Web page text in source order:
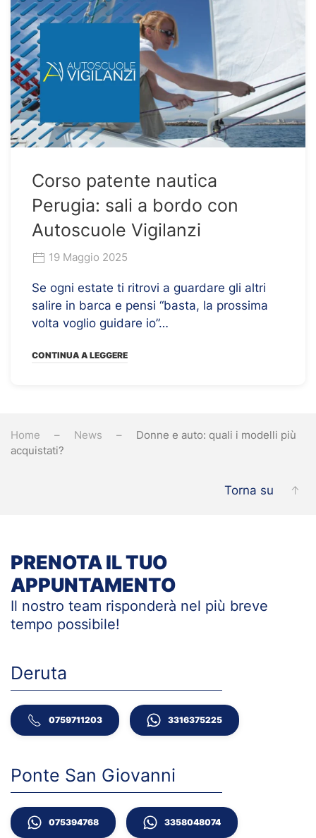
Corso patente nautica
Perugia: sali a bordo con
Autoscuole Vigilanzi
19 Maggio 2025
Se ogni estate ti ritrovi a guardare gli altri
salire in barca e pensi “basta, la prossima
volta voglio guidare io”…
CONTINUA A LEGGERE
Home News
Donne e auto: quali i modelli più
acquistati?
Torna su
PRENOTA IL TUO
APPUNTAMENTO
Il nostro team risponderà nel più breve
tempo possibile!
Deruta
0759711203 3316375225
Ponte San Giovanni
075394768 3358048074